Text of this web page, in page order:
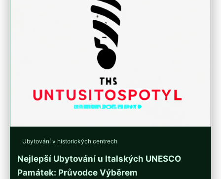
Ubytování v historických centrech
Nejlepší Ubytování u Italských UNESCO
Památek: Průvodce Výběrem